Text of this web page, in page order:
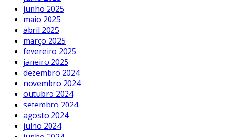
junho 2025
maio 2025
abril 2025
março 2025
fevereiro 2025
janeiro 2025
dezembro 2024
novembro 2024
outubro 2024
setembro 2024
agosto 2024
julho 2024